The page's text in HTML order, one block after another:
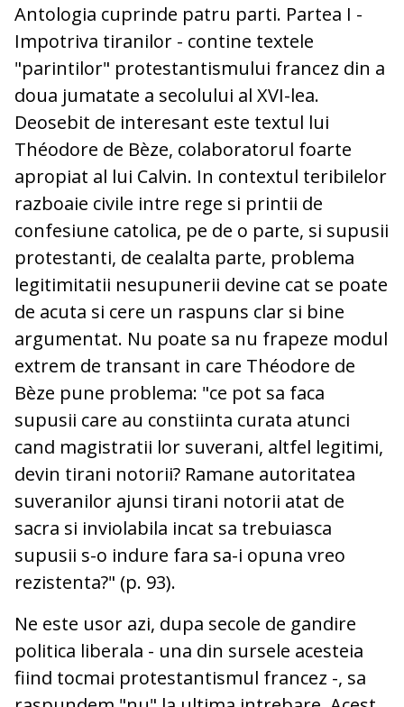
Antologia cuprinde patru parti. Partea I -
Impotriva tiranilor - contine textele
"parintilor" protestantismului francez din a
doua jumatate a secolului al XVI-lea.
Deosebit de interesant este textul lui
Théodore de Bèze, colaboratorul foarte
apropiat al lui Calvin. In contextul teribilelor
razboaie civile intre rege si printii de
confesiune catolica, pe de o parte, si supusii
protestanti, de cealalta parte, problema
legitimitatii nesupunerii devine cat se poate
de acuta si cere un raspuns clar si bine
argumentat. Nu poate sa nu frapeze modul
extrem de transant in care Théodore de
Bèze pune problema: "ce pot sa faca
supusii care au constiinta curata atunci
cand magistratii lor suverani, altfel legitimi,
devin tirani notorii? Ramane autoritatea
suveranilor ajunsi tirani notorii atat de
sacra si inviolabila incat sa trebuiasca
supusii s-o indure fara sa-i opuna vreo
rezistenta?" (p. 93).
Ne este usor azi, dupa secole de gandire
politica liberala - una din sursele acesteia
fiind tocmai protestantismul francez -, sa